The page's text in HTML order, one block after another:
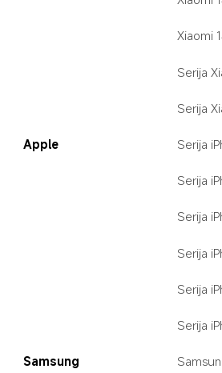
Xiaomi
Serija
Serija
Apple Serija
Serija
Serija
Serija
Serija
Serija
Samsung